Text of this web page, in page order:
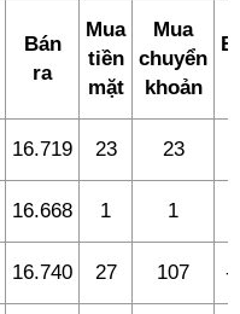
Bán
ra
Mua
tiền
mặt
Mua
chuyển
khoản
16.719 23 23
16.668 1 1
16.740 27 107 -